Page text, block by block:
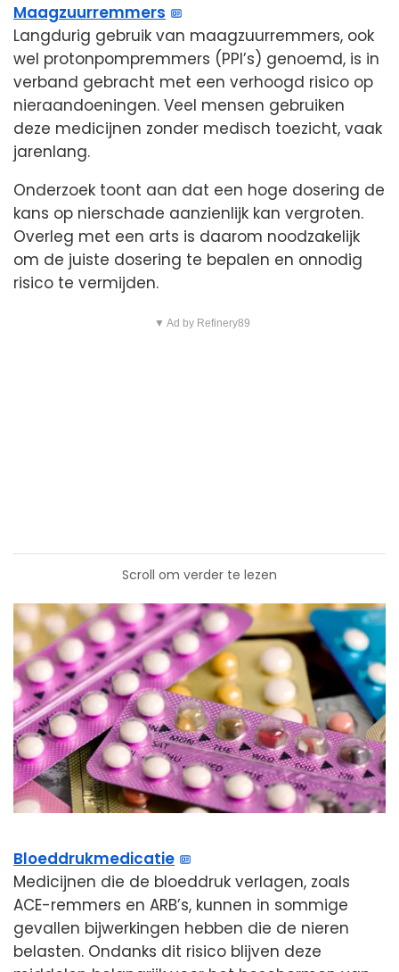
Maagzuurremmers
Langdurig gebruik van maagzuurremmers, ook
wel protonpompremmers (PPI’s) genoemd, is in
verband gebracht met een verhoogd risico op
nieraandoeningen. Veel mensen gebruiken
deze medicijnen zonder medisch toezicht, vaak
jarenlang.
Onderzoek toont aan dat een hoge dosering de
kans op nierschade aanzienlijk kan vergroten.
Overleg met een arts is daarom noodzakelijk
om de juiste dosering te bepalen en onnodig
risico te vermijden.
▼ Ad by Refinery89
Scroll om verder te lezen
Bloeddrukmedicatie
Medicijnen die de bloeddruk verlagen, zoals
ACE-remmers en ARB’s, kunnen in sommige
gevallen bijwerkingen hebben die de nieren
belasten. Ondanks dit risico blijven deze